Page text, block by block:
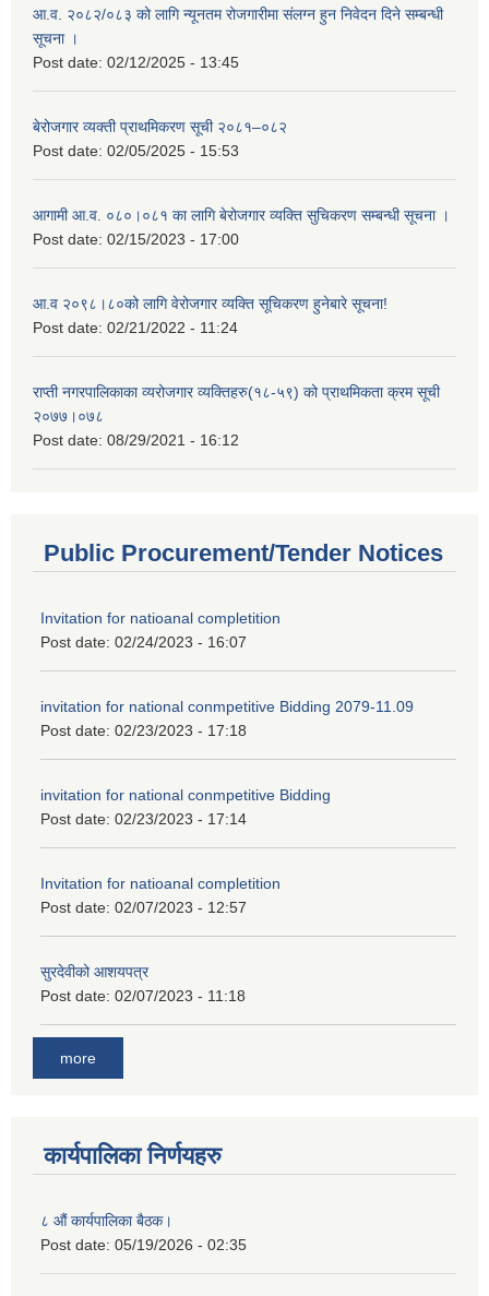
आ.व. २०८२/०८३ को लागि न्यूनतम रोजगारीमा संलग्न हुन निवेदन दिने सम्बन्धी
सूचना ।
Post date: 02/12/2025 - 13:45
बेरोजगार व्यक्ती प्राथमिकरण सूची २०८१–०८२
Post date: 02/05/2025 - 15:53
आगामी आ.व. ०८०।०८१ का लागि बेरोजगार व्यक्ति सुचिकरण सम्बन्धी सूचना ।
Post date: 02/15/2023 - 17:00
आ.व २०९८।८०को लागि वेरोजगार व्यक्ति सूचिकरण हुनेबारे सूचना!
Post date: 02/21/2022 - 11:24
राप्ती नगरपालिकाका व्यरोजगार व्यक्तिहरु(१८-५९) को प्राथमिकता क्रम सूची
२०७७।०७८
Post date: 08/29/2021 - 16:12
Public Procurement/Tender Notices
Invitation for natioanal completition
Post date: 02/24/2023 - 16:07
invitation for national conmpetitive Bidding 2079-11.09
Post date: 02/23/2023 - 17:18
invitation for national conmpetitive Bidding
Post date: 02/23/2023 - 17:14
Invitation for natioanal completition
Post date: 02/07/2023 - 12:57
सुरदेवीको आशयपत्र
Post date: 02/07/2023 - 11:18
more
कार्यपालिका निर्णयहरु
८ औं कार्यपालिका बैठक।
Post date: 05/19/2026 - 02:35